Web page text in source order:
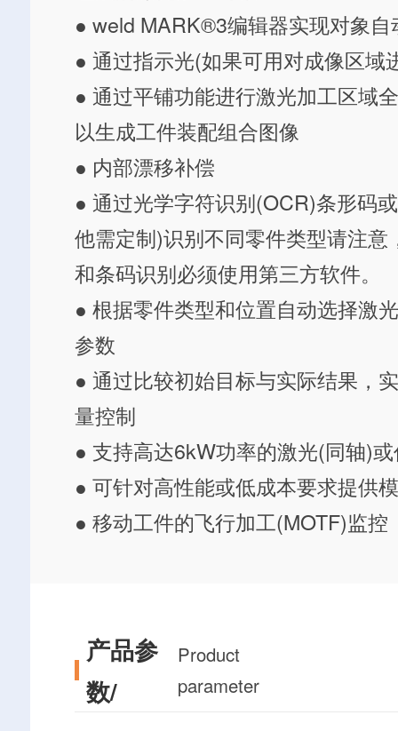
● weld MARK®3编辑器实现对象自
● 通过指示光(如果可用对成像区域
● 通过平铺功能进行激光加工区域
以生成工件装配组合图像
● 内部漂移补偿
● 通过光学字符识别(OCR)条形码
他需定制)识别不同零件类型请注
和条码识别必须使用第三方软件。
● 根据零件类型和位置自动选择激
参数
● 通过比较初始目标与实际结果，
量控制
● 支持高达6kW功率的激光(同轴)
● 可针对高性能或低成本要求提供
● 移动工件的飞行加工(MOTF)监控
产品参
数/
Product
parameter